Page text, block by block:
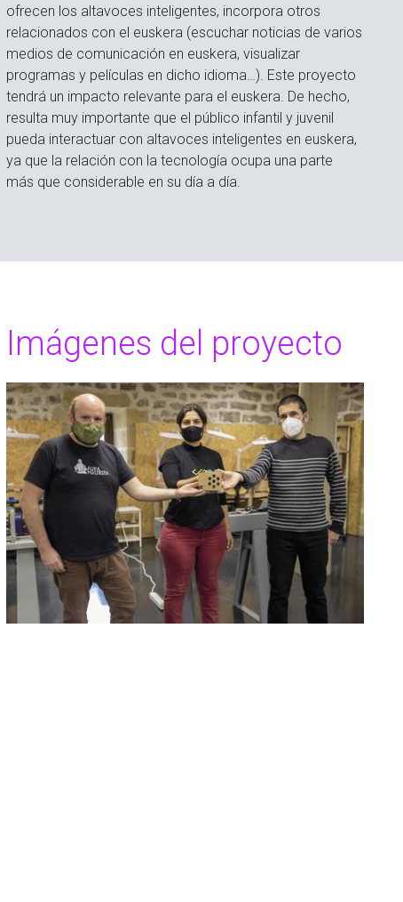
ofrecen los altavoces inteligentes, incorpora otros
relacionados con el euskera (escuchar noticias de varios
medios de comunicación en euskera, visualizar
programas y películas en dicho idioma…). Este proyecto
tendrá un impacto relevante para el euskera. De hecho,
resulta muy importante que el público infantil y juvenil
pueda interactuar con altavoces inteligentes en euskera,
ya que la relación con la tecnología ocupa una parte
más que considerable en su día a día.
Imágenes del proyecto